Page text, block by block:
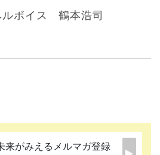
ボイス 鶴本浩司
来がみえるメルマガ登録